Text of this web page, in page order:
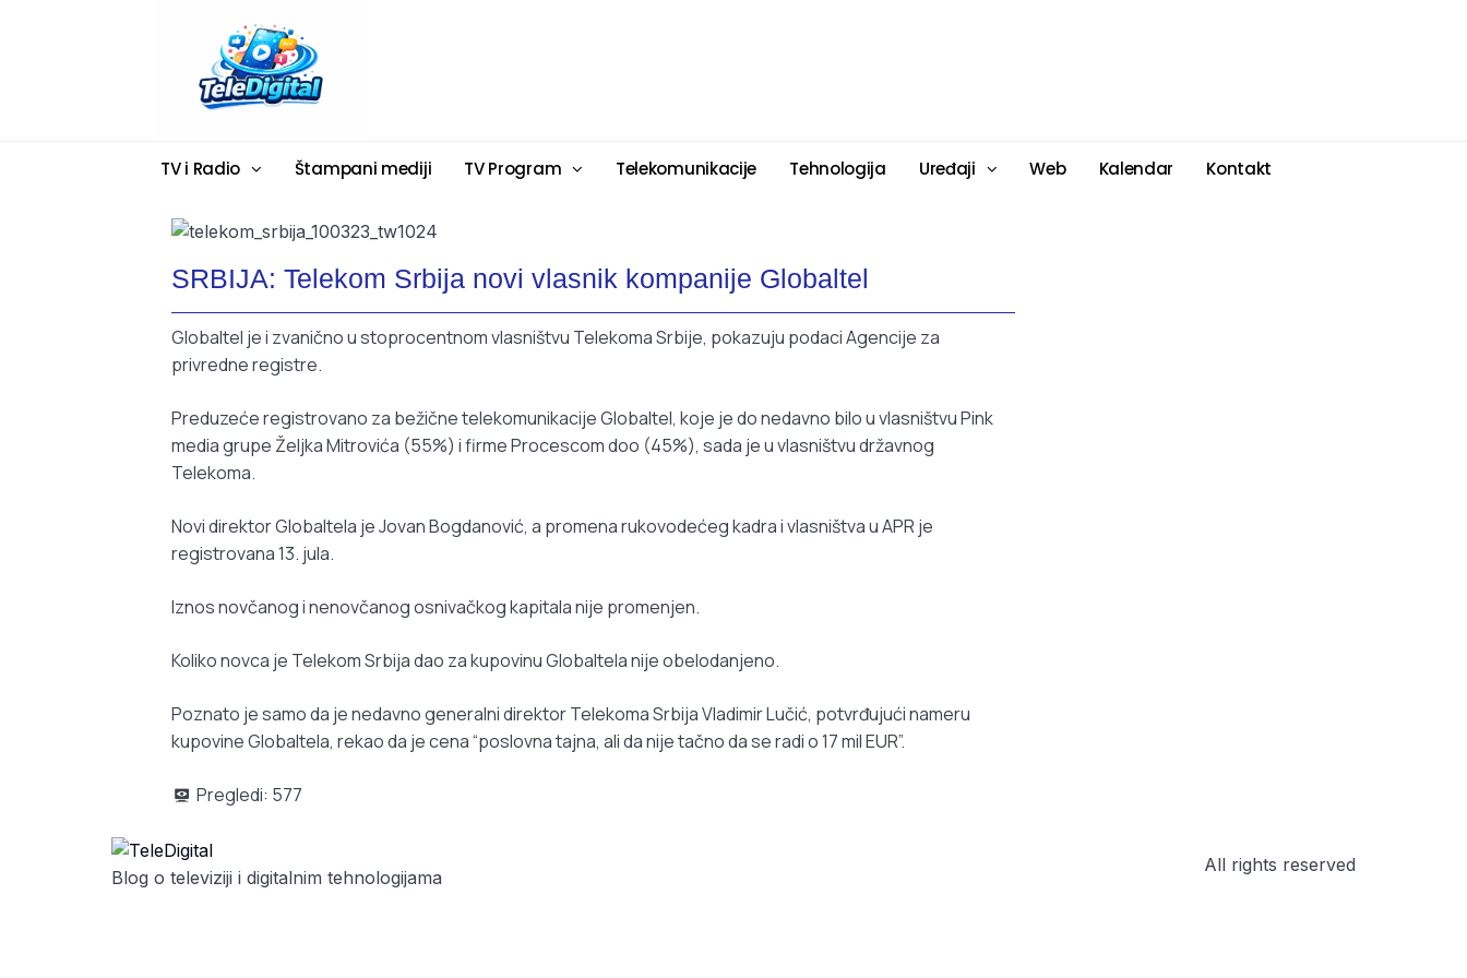
TV i Radio Štampani mediji TV Program Telekomunikacije Tehnologija Uređaji Web Kalendar Kontakt
SRBIJA: Telekom Srbija novi vlasnik kompanije Globaltel
Globaltel je i zvanično u stoprocentnom vlasništvu Telekoma Srbije, pokazuju podaci Agencije za
privredne registre.
Preduzeće registrovano za bežične telekomunikacije Globaltel, koje je do nedavno bilo u vlasništvu Pink
media grupe Željka Mitrovića (55%) i firme Procescom doo (45%), sada je u vlasništvu državnog
Telekoma.
Novi direktor Globaltela je Jovan Bogdanović, a promena rukovodećeg kadra i vlasništva u APR je
registrovana 13. jula.
Iznos novčanog i nenovčanog osnivačkog kapitala nije promenjen.
Koliko novca je Telekom Srbija dao za kupovinu Globaltela nije obelodanjeno.
Poznato je samo da je nedavno generalni direktor Telekoma Srbija Vladimir Lučić, potvrđujući nameru
kupovine Globaltela, rekao da je cena “poslovna tajna, ali da nije tačno da se radi o 17 mil EUR”.
Pregledi: 577
Blog o televiziji i digitalnim tehnologijama
All rights reserved